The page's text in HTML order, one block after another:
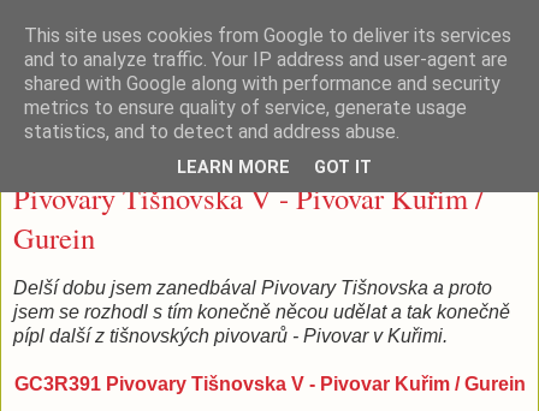
Tišnovské (geo)pivko
pátek 27. července 2012
Pivovary Tišnovska V - Pivovar Kuřim /
Gurein
Delší dobu jsem zanedbával Pivovary Tišnovska a proto
jsem se rozhodl s tím konečně něcou udělat a tak konečně
pípl další z tišnovských pivovarů - Pivovar v Kuřimi.
GC3R391 Pivovary Tišnovska V - Pivovar Kuřim / Gurein
This site uses cookies from Google to deliver its services
and to analyze traffic. Your IP address and user-agent are
shared with Google along with performance and security
metrics to ensure quality of service, generate usage
statistics, and to detect and address abuse.
LEARN MORE GOT IT